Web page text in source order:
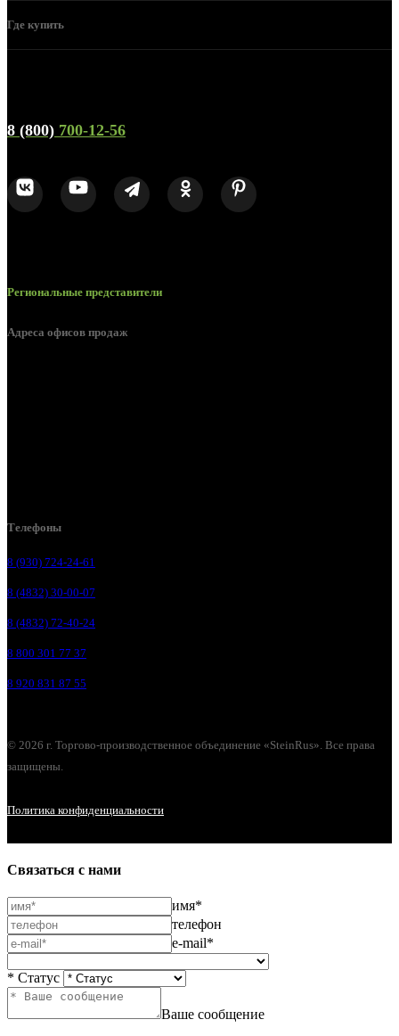
Где купить
8 (800) 700-12-56
Региональные представители
Адреса офисов продаж
Телефоны
8 (930) 724-24-61
8 (4832) 30-00-07
8 (4832) 72-40-24
8 800 301 77 37
8 920 831 87 55
© 2026 г. Торгово-производственное объединение «SteinRus». Все права
защищены.
Политика конфиденциальности
Связаться с нами
имя*
телефон
e-mail*
* Статус
Ваше сообщение